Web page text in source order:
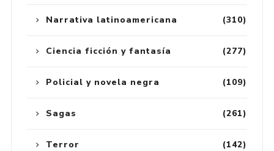
(310)
Narrativa latinoamericana
(277)
Ciencia ficción y fantasía
(109)
Policial y novela negra
(261)
Sagas
(142)
Terror